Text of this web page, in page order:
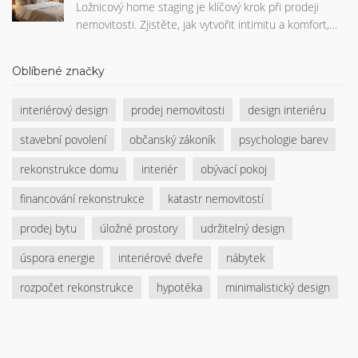
můžete setkat, a nabízí užitečné tipy, jak získat přesné
míry pro vaši novou instalaci nebo výměnu dveří.
Ložnicový home staging je klíčový krok při prodeji
nemovitosti. Zjistěte, jak vytvořit intimitu a komfort,
Oblíbené značky
interiérový design prodej nemovitosti
design interiéru
stavební povolení
občanský zákoník
psychologie barev
rekonstrukce domu
interiér
obývací pokoj
financování rekonstrukce
katastr nemovitostí
prodej bytu
úložné prostory
udržitelný design
úspora energie
interiérové dveře
nábytek
rozpočet rekonstrukce
hypotéka minimalistický design